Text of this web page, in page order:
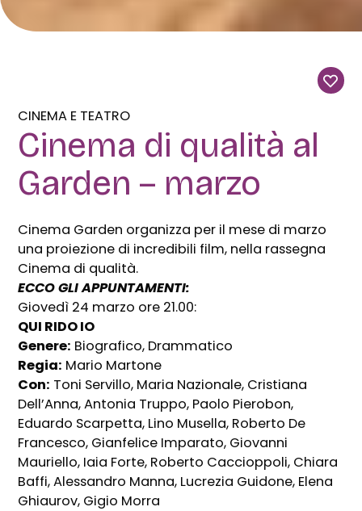
CINEMA E TEATRO
Cinema di qualità al
Garden – marzo
Cinema Garden organizza per il mese di marzo
una proiezione di incredibili film, nella rassegna
Cinema di qualità.
ECCO GLI APPUNTAMENTI:
Giovedì 24 marzo ore 21.00:
QUI RIDO IO
Genere: Biografico, Drammatico
Regia: Mario Martone
Con: Toni Servillo, Maria Nazionale, Cristiana
Dell’Anna, Antonia Truppo, Paolo Pierobon,
Eduardo Scarpetta, Lino Musella, Roberto De
Francesco, Gianfelice Imparato, Giovanni
Mauriello, Iaia Forte, Roberto Caccioppoli, Chiara
Baffi, Alessandro Manna, Lucrezia Guidone, Elena
Ghiaurov, Gigio Morra